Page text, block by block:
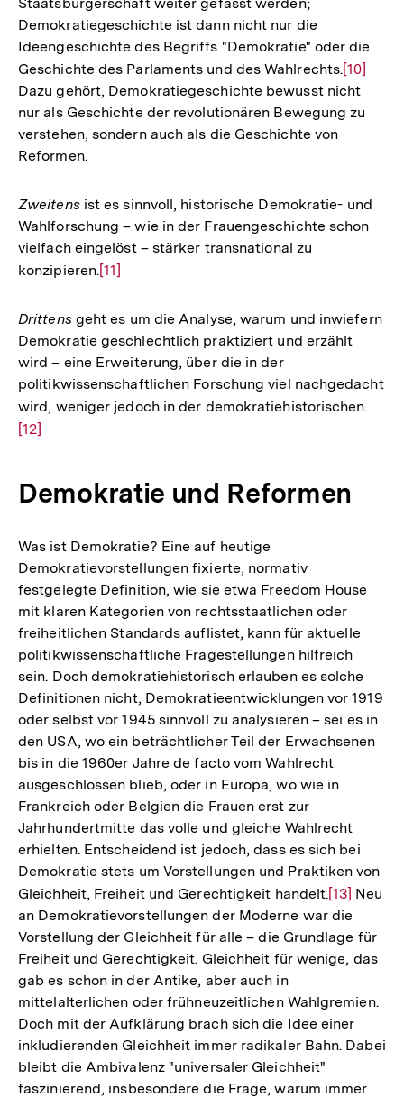
Demokratiegeschichte ist dann nicht nur die
Ideengeschichte des Begriffs "Demokratie" oder die
Geschichte des Parlaments und des Wahlrechts.Zur
der
[10]
Dazu gehört, Demokratiegeschichte bewusst nicht
nur als Geschichte der revolutionären Bewegung zu
verstehen, sondern auch als die Geschichte von
Reformen.
Zweitensist es sinnvoll, historische Demokratie- und
Wahlforschung – wie in der Frauengeschichte schon
vielfach eingelöst – stärker transnational zu
konzipieren.Zur
der
Fußnote
[11]
Drittens geht es um die Analyse, warum und inwiefern
Demokratie geschlechtlich praktiziert und erzählt
wird – eine Erweiterung, über die in der
politikwissenschaftlichen Forschung viel nachgedacht
wird, weniger jedoch in der demokratiehistorischen.
[12]
Demokratie und Reformen
Was ist Demokratie? Eine auf heutige
Demokratievorstellungen fixierte, normativ
festgelegte Definition, wie sie etwa Freedom House
mit klaren Kategorien von rechtsstaatlichen oder
freiheitlichen Standards auflistet, kann für aktuelle
politikwissenschaftliche Fragestellungen hilfreich
sein. Doch demokratiehistorisch erlauben es solche
Definitionen nicht, Demokratieentwicklungen vor 1919
oder selbst vor 1945 sinnvoll zu analysieren – sei es in
den USA, wo ein beträchtlicher Teil der Erwachsenen
bis in die 1960er Jahre de facto vom Wahlrecht
ausgeschlossen blieb, oder in Europa, wo wie in
Frankreich oder Belgien die Frauen erst zur
Jahrhundertmitte das volle und gleiche Wahlrecht
erhielten. Entscheidend ist jedoch, dass es sich bei
Demokratie stets um Vorstellungen und Praktiken von
Gleichheit, Freiheit und Gerechtigkeit handelt.Zur
Auflösung
der
Fußnote
[13] Neu
an Demokratievorstellungen der Moderne war die
Vorstellung der Gleichheit für alle – die Grundlage für
Freiheit und Gerechtigkeit. Gleichheit für wenige, das
gab es schon in der Antike, aber auch in
mittelalterlichen oder frühneuzeitlichen Wahlgremien.
Doch mit der Aufklärung brach sich die Idee einer
inkludierenden Gleichheit immer radikaler Bahn. Dabei
bleibt die Ambivalenz "universaler Gleichheit"
faszinierend, insbesondere die Frage, warum immer